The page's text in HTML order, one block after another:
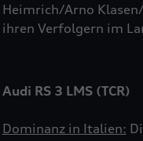
Heimrich/Arno
ihren Verfolgern im
Audi RS 3 LMS (TCR)
Dominanz in Italien: